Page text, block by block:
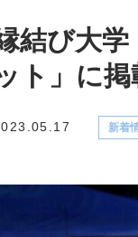
結び大
ト」に掲
新着